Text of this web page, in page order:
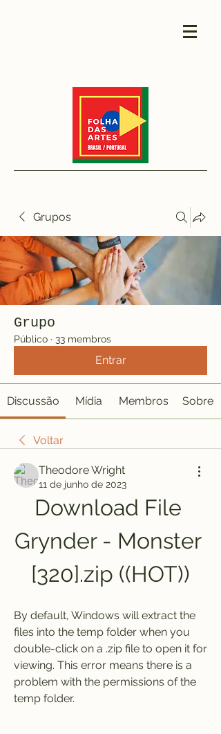
Grupos
Grupo
Público · 33 membros
Entrar
Discussão Mídia Membros Sobre
Voltar
Theodore Wright
11 de junho de 2023
Download File
Grynder - Monster
[320].zip ((HOT))
By default, Windows will extract the
files into the temp folder when you
double-click on a .zip file to open it for
viewing. This error means there is a
problem with the permissions of the
temp folder.